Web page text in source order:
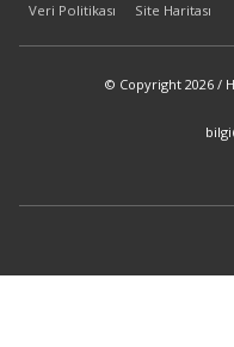
Veri Politikası Site Haritası
© Copyright 2026 /